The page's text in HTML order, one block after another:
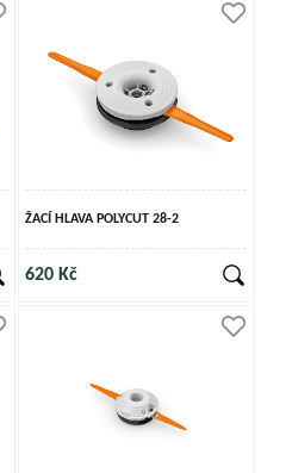
ŽACÍ HLAVA POLYCUT 28-2
620 Kč